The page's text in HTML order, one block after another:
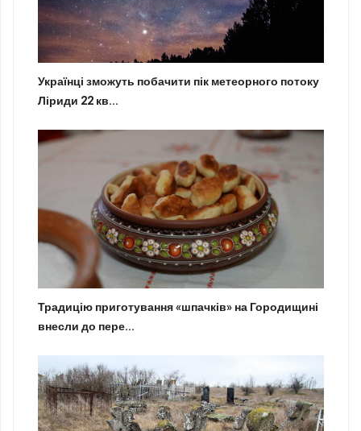
Українці зможуть побачити пік метеорного потоку
Ліриди 22 кв...
Традицію приготування «шпачків» на Городищині
внесли до пере...